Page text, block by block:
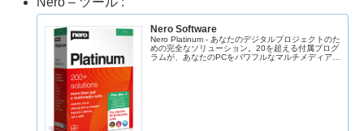
Nero Software
Nero Platinum - あなたのデジタルプロジェクトのた
めの完全なソリューション。20を超える付属プログ
ラムが、あなたのPCをパワフルなマルチメディアセ